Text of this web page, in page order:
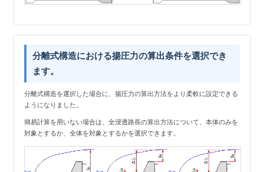
分離式構造における揚圧力の算出条件を選択でき
ます。
分離式構造を選択した場合に、揚圧力の算出方法をより柔軟に設定できる
ようになりました。
簡易計算を用いない場合は、全浸透路長の算出方法について、本体のみを
対象とするか、全体を対象とするかを選択できます。